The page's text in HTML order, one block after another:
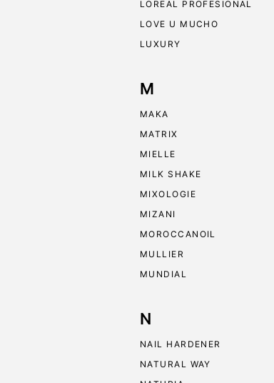
LOREAL PROFESIONAL
LOVE U MUCHO
LUXURY
M
MAKA
MATRIX
MIELLE
MILK SHAKE
MIXOLOGIE
MIZANI
MOROCCANOIL
MULLIER
MUNDIAL
N
NAIL HARDENER
NATURAL WAY